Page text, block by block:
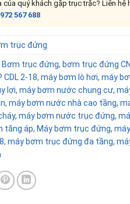
của quý khách gặp trục trặc? Liên hệ
567 688
trục đứng
Bơm trục đứng, bơm trục đứng
CDL 2-18, máy bơm lò hơi, máy
lợi, máy bơm nước chung cư,
, máy bơm nước nhà cao tầng,
, máy bơm nước trục đứng,
tăng áp, Máy bơm trục đứng,
, máy bơm trục đứng đa tầng,